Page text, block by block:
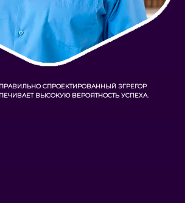
СПРОЕКТИРОВАННЫЙ ЭГРЕГОР
ВЫСОКУЮ ВЕРОЯТНОСТЬ УСПЕХА.